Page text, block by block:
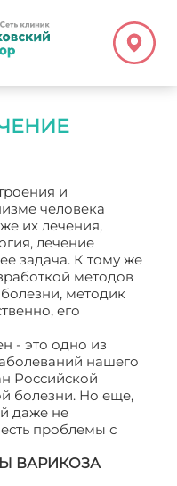
и
человека
их лечения,
лечение
задача. К тому же
методов
методик
его
- это одно из
нашего
Российской
болезни. Но еще,
даже не
проблемы с
ВАРИКОЗА